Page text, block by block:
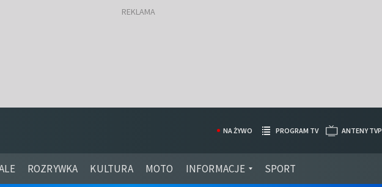
ROZRYWKA KULTURA MOTO INFORMACJE SPORT
NA ŻYWO PROGRAM TV ANTENY TVP